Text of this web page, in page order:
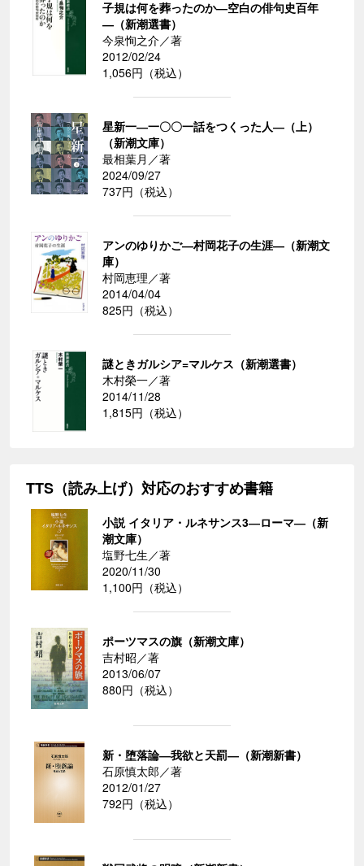
子規は何を葬ったのか―空白の俳句史百年
―（新潮選書）
今泉恂之介／著
2012/02/24
1,056円（税込）
星新一―一〇〇一話をつくった人―（上）
（新潮文庫）
最相葉月／著
2024/09/27
737円（税込）
アンのゆりかご―村岡花子の生涯―（新潮文
庫）
村岡恵理／著
2014/04/04
825円（税込）
謎ときガルシア=マルケス（新潮選書）
木村榮一／著
2014/11/28
1,815円（税込）
TTS（読み上げ）対応のおすすめ書籍
小説 イタリア・ルネサンス3―ローマ―（新
潮文庫）
塩野七生／著
2020/11/30
1,100円（税込）
ポーツマスの旗（新潮文庫）
吉村昭／著
2013/06/07
880円（税込）
新・堕落論―我欲と天罰―（新潮新書）
石原慎太郎／著
2012/01/27
792円（税込）